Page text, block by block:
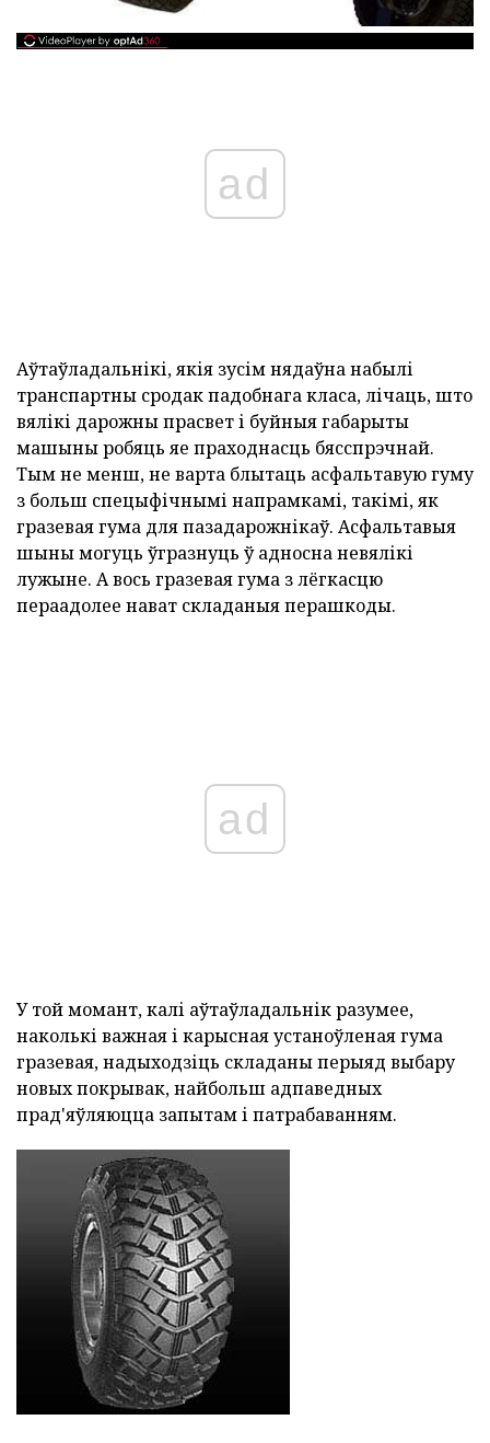
ad
Аўтаўладальнікі, якія зусім нядаўна набылі
транспартны сродак падобнага класа, лічаць, што
вялікі дарожны прасвет і буйныя габарыты
машыны робяць яе праходнасць бясспрэчнай.
Тым не менш, не варта блытаць асфальтавую гуму
з больш спецыфічнымі напрамкамі, такімі, як
гразевая гума для пазадарожнікаў. Асфальтавыя
шыны могуць ўгразнуць ў адносна невялікі
лужыне. А вось гразевая гума з лёгкасцю
пераадолее нават складаныя перашкоды.
ad
У той момант, калі аўтаўладальнік разумее,
наколькі важная і карысная устаноўленая гума
гразевая, надыходзіць складаны перыяд выбару
новых покрывак, найбольш адпаведных
прад'яўляюцца запытам і патрабаванням.